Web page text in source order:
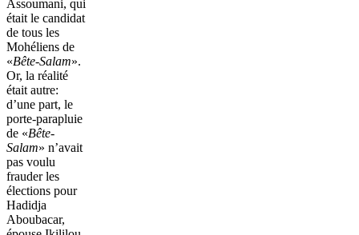
Assoumani, qui
était le candidat
de tous les
Mohéliens de
«Bête-Salam».
Or, la réalité
était autre:
d’une part, le
porte-parapluie
de «Bête-
Salam» n’avait
pas voulu
frauder les
élections pour
Hadidja
Aboubacar,